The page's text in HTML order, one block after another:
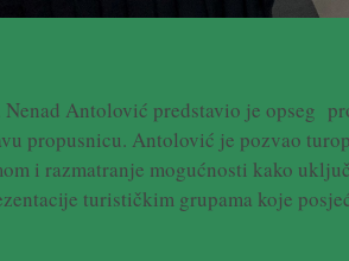
Nenad Antolović predstavio je opseg
propusnicu. Antolović je pozvao
i razmatranje mogućnosti kako
turističkim grupama koje